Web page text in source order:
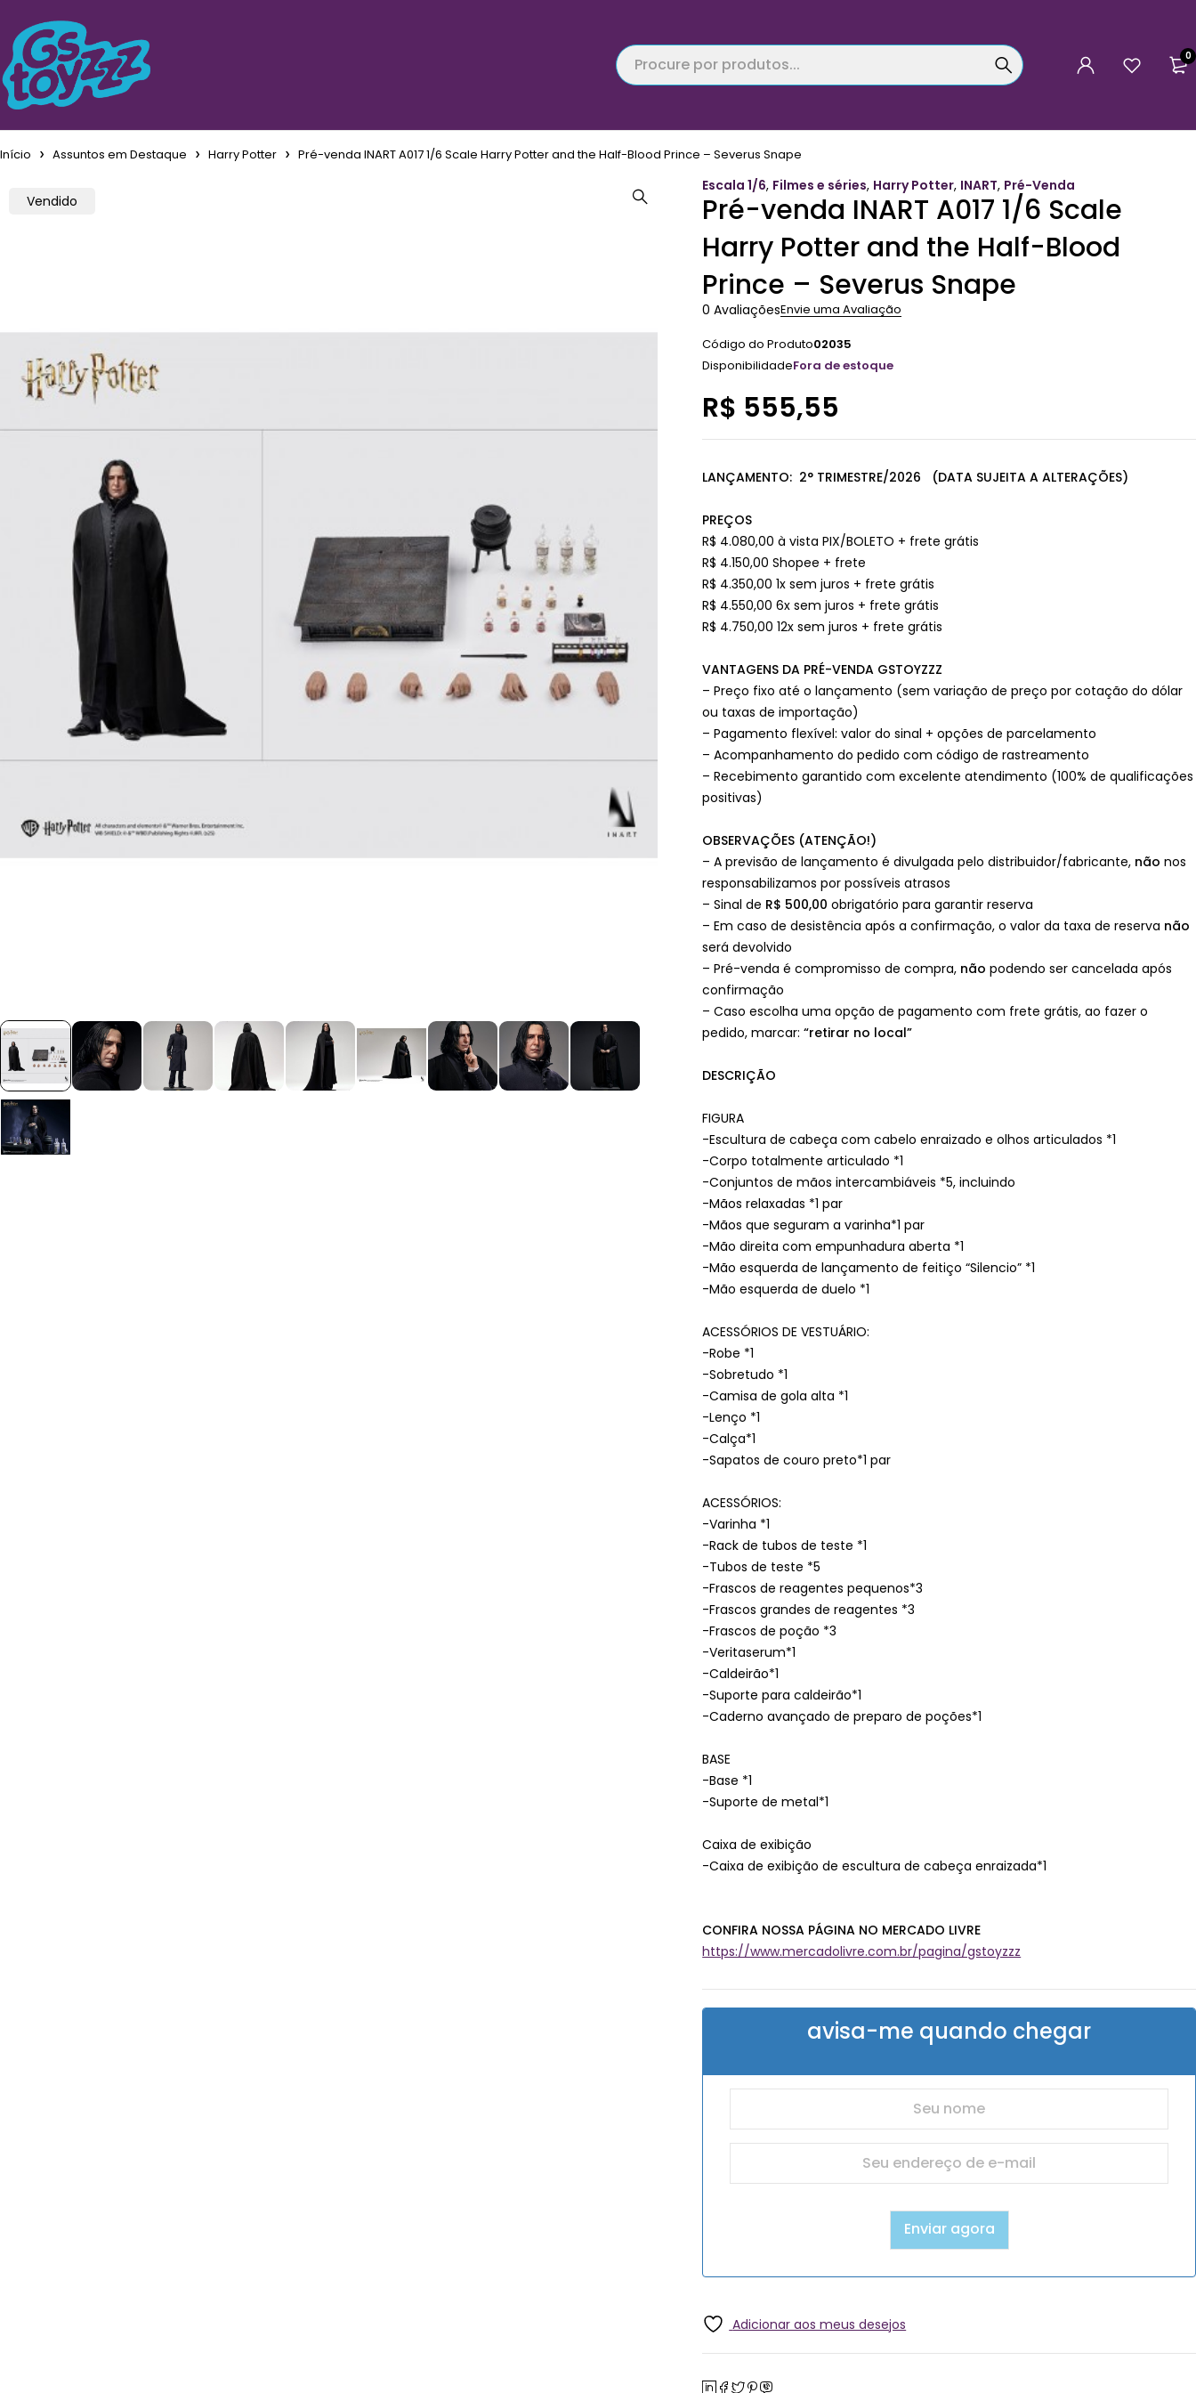
0
Início Assuntos em Destaque Harry Potter Pré-venda INART A017 1/6 Scale Harry Potter and the Half-Blood Prince – Severus Snape
Vendido
Escala 1/6, Filmes e séries, Harry Potter, INART, Pré-Venda
Pré-venda INART A017 1/6 Scale
Harry Potter and the Half-Blood
Prince – Severus Snape
0 AvaliaçõesEnvie uma Avaliação
Código do Produto02035
DisponibilidadeFora de estoque
R$ 555,55
LANÇAMENTO: 2° TRIMESTRE/2026 (DATA SUJEITA A ALTERAÇÕES)
PREÇOS
R$ 4.080,00 à vista PIX/BOLETO + frete grátis
R$ 4.150,00 Shopee + frete
R$ 4.350,00 1x sem juros + frete grátis
R$ 4.550,00 6x sem juros + frete grátis
R$ 4.750,00 12x sem juros + frete grátis
VANTAGENS DA PRÉ-VENDA GSTOYZZZ
– Preço fixo até o lançamento (sem variação de preço por cotação do dólar
ou taxas de importação)
– Pagamento flexível: valor do sinal + opções de parcelamento
– Acompanhamento do pedido com código de rastreamento
– Recebimento garantido com excelente atendimento (100% de qualificações
positivas)
OBSERVAÇÕES (ATENÇÃO!)
– A previsão de lançamento é divulgada pelo distribuidor/fabricante, não nos
responsabilizamos por possíveis atrasos
– Sinal de R$ 500,00 obrigatório para garantir reserva
– Em caso de desistência após a confirmação, o valor da taxa de reserva não
será devolvido
– Pré-venda é compromisso de compra, não podendo ser cancelada após
confirmação
– Caso escolha uma opção de pagamento com frete grátis, ao fazer o
pedido, marcar: “retirar no local”
DESCRIÇÃO
FIGURA
-Escultura de cabeça com cabelo enraizado e olhos articulados *1
-Corpo totalmente articulado *1
-Conjuntos de mãos intercambiáveis *5, incluindo
-Mãos relaxadas *1 par
-Mãos que seguram a varinha*1 par
-Mão direita com empunhadura aberta *1
-Mão esquerda de lançamento de feitiço “Silencio” *1
-Mão esquerda de duelo *1
ACESSÓRIOS DE VESTUÁRIO:
-Robe *1
-Sobretudo *1
-Camisa de gola alta *1
-Lenço *1
-Calça*1
-Sapatos de couro preto*1 par
ACESSÓRIOS:
-Varinha *1
-Rack de tubos de teste *1
-Tubos de teste *5
-Frascos de reagentes pequenos*3
-Frascos grandes de reagentes *3
-Frascos de poção *3
-Veritaserum*1
-Caldeirão*1
-Suporte para caldeirão*1
-Caderno avançado de preparo de poções*1
BASE
-Base *1
-Suporte de metal*1
Caixa de exibição
-Caixa de exibição de escultura de cabeça enraizada*1
CONFIRA NOSSA PÁGINA NO MERCADO LIVRE
https://www.mercadolivre.com.br/pagina/gstoyzzz
avisa-me quando chegar
Adicionar aos meus desejos